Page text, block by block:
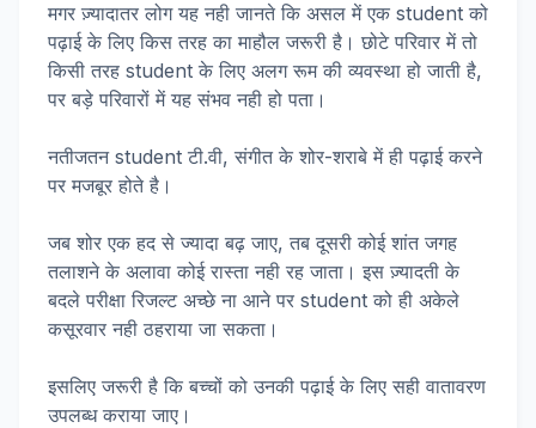
मगर ज़्यादातर लोग यह नही जानते कि असल में एक student को
पढ़ाई के लिए किस तरह का माहौल जरूरी है। छोटे परिवार में तो
किसी तरह student के लिए अलग रूम की व्यवस्था हो जाती है,
पर बड़े परिवारों में यह संभव नही हो पता।
नतीजतन student टी.वी, संगीत के शोर-शराबे में ही पढ़ाई करने
पर मजबूर होते है।
जब शोर एक हद से ज्यादा बढ़ जाए, तब दूसरी कोई शांत जगह
तलाशने के अलावा कोई रास्ता नही रह जाता। इस ज़्यादती के
बदले परीक्षा रिजल्ट अच्छे ना आने पर student को ही अकेले
कसूरवार नही ठहराया जा सकता।
इसलिए जरूरी है कि बच्चों को उनकी पढ़ाई के लिए सही वातावरण
उपलब्ध कराया जाए।